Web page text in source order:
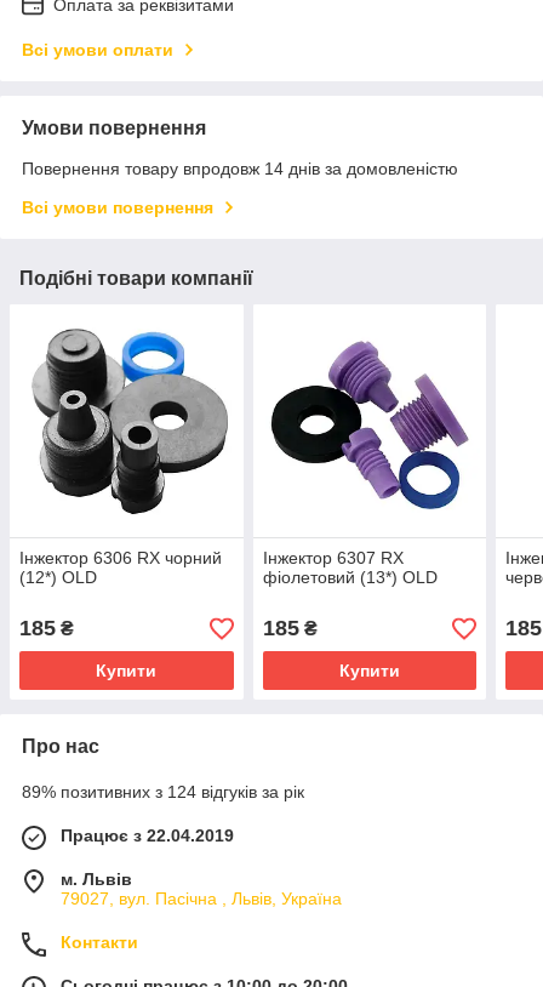
Оплата за реквізитами
Всі умови оплати
Умови повернення
Повернення товару впродовж 14 днів за домовленістю
Всі умови повернення
Подібні товари компанії
Інжектор 6306 RX чорний
(12*) OLD
185 ₴
Купити
Інжектор 6307 RX
фіолетовий (13*) OLD
185₴
Купити
185
Про нас
89% позитивних з 124 відгуків за рік
Працює з 22.04.2019
м. Львів
79027, вул. Пасічна , Львів, Україна
Контакти